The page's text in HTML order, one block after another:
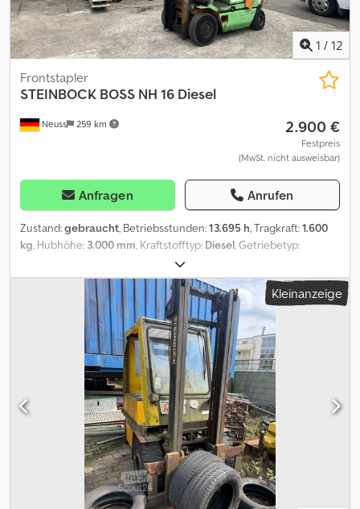
1 / 12
Neuss 259 km
Frontstapler
STEINBOCK BOSS NH 16 Diesel
2.900 €
Festpreis
(MwSt. nicht ausweisbar)
Anfragen Anrufen
Zustand:gebraucht, Betriebsstunden:13.695 h, Tragkraft:1.600
kg, Hubhöhe: 3.000 mm, Kraftstofftyp: Diesel, Getriebetyp:
Kopfschutz
Stunden:13695 Cedpfezdwr Nox Abzsrf * Hubzylinder Undicht
Kleinanzeige